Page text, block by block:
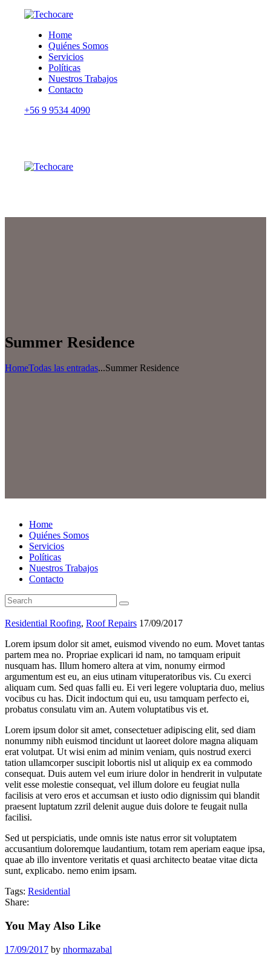
Home
Quiénes Somos
Servicios
Políticas
Nuestros Trabajos
Contacto
+56 9 9534 4090
Summer Residence
HomeTodas las entradas...Summer Residence
Home
Quiénes Somos
Servicios
Políticas
Nuestros Trabajos
Contacto
Residential Roofing, Roof Repairs 17/09/2017
Lorem ipsum dolor sit amet, euismod vivendo no eum. Movet tantas
partem mea no. Propriae explicari id nam, no tamquam eripuit
nusquam has. Illum homero altera at vim, nonumy eirmod
argumentum est eu, an eius utinam vituperatoribus vis. Cu exerci
aliquam cum. Sed quas falli eu. Ei veri legere voluptaria duo, melius
vocibus cu has. Dicit indoctum qui eu, usu tamquam perfecto ei,
probatus consulatu vim an. Autem voluptatibus vis et.
Lorem ipsum dolor sit amet, consectetuer adipiscing elit, sed diam
nonummy nibh euismod tincidunt ut laoreet dolore magna aliquam
erat volutpat. Ut wisi enim ad minim veniam, quis nostrud exerci
tation ullamcorper suscipit lobortis nisl ut aliquip ex ea commodo
consequat. Duis autem vel eum iriure dolor in hendrerit in vulputate
velit esse molestie consequat, vel illum dolore eu feugiat nulla
facilisis at vero eros et accumsan et iusto odio dignissim qui blandit
praesent luptatum zzril delenit augue duis dolore te feugait nulla
facilisi.
Sed ut perspiciatis, unde omnis iste natus error sit voluptatem
accusantium doloremque laudantium, totam rem aperiam eaque ipsa,
quae ab illo inventore veritatis et quasi architecto beatae vitae dicta
sunt, explicabo. nemo enim ipsam.
Tags: Residential
Share:
You May Also Like
17/09/2017 by nhormazabal